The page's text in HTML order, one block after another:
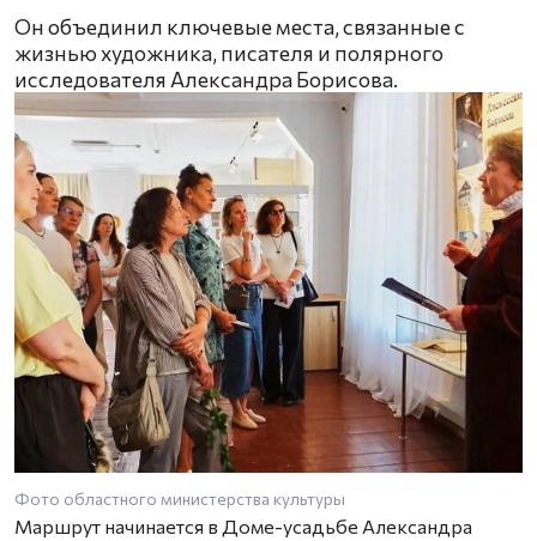
Он объединил ключевые места, связанные с
жизнью художника, писателя и полярного
исследователя Александра Борисова.
Фото областного министерства культуры
Маршрут начинается в Доме-усадьбе Александра